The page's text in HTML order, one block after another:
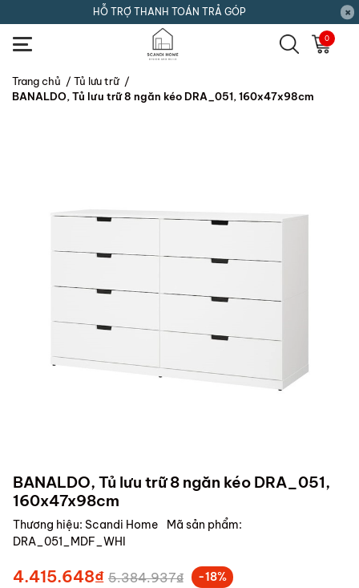
HỖ TRỢ THANH TOÁN TRẢ GÓP
0
Trang chủ / Tủ lưu trữ /
BANALDO, Tủ lưu trữ 8 ngăn kéo DRA_051, 160x47x98cm
BANALDO, Tủ lưu trữ 8 ngăn kéo DRA_051,
160x47x98cm
Thương hiệu: Scandi Home
Mã sản phẩm:
DRA_051_MDF_WHI
4.415.648₫ 5.384.937₫
-18%